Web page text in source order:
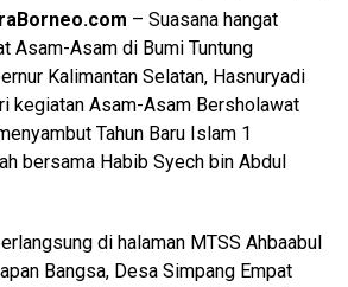
– Suasana hangat
Asam-Asam di Bumi Tuntung
Kalimantan Selatan, Hasnuryadi
kegiatan Asam-Asam Bersholawat
Tahun Baru Islam 1
bersama Habib Syech bin Abdul
di halaman MTSS Ahbaabul
Bangsa, Desa Simpang Empat